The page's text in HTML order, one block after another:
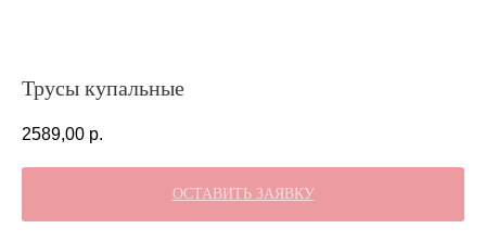
Трусы купальные
2589,00 р.
ОСТАВИТЬ ЗАЯВКУ